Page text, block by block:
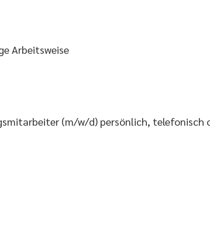
Arbeitsweise
(m/w/d) persönlich, telefonisch